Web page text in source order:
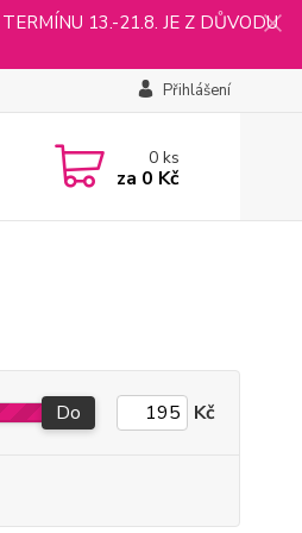
13.-21.8. JE Z DŮVODU
Přihlášení
0ks
za 0 Kč
Do Kč